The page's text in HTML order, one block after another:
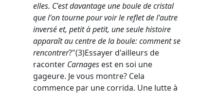
elles. C'est davantage une boule de cristal
que l'on tourne pour voir le reflet de l'autre
inversé et, petit à petit, une seule histoire
apparaît au centre de la boule: comment se
rencontrer?"(3)Essayer d'ailleurs de
raconter Carnages est en soi une
gageure. Je vous montre? Cela
commence par une corrida. Une lutte à